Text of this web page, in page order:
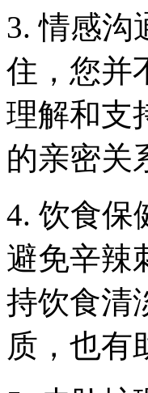
3. 情感沟
住，您并
理解和支
的亲密关
4. 饮食保
避免辛辣
持饮食清
质，也有